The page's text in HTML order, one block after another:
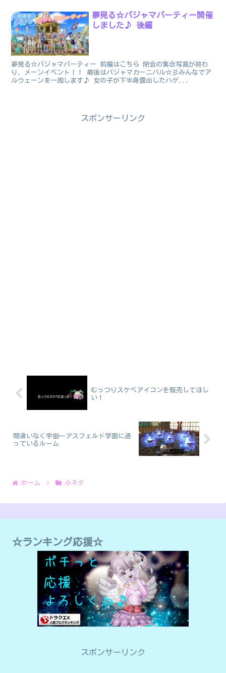
小ネタ
夢見る☆パジャマパーティー開催
しました♪ 後編
夢見る☆パジャマパーティー 前編はこちら 閉会の集合写真が終わ
り、メーンイベント！！ 最後はパジャマカーニバル☆彡みんなでア
ルウェーンを一周します♪ 女の子が下半身露出したハゲ...
スポンサーリンク
むっつりスケベアイコンを販売してほし
い！
間違いなく宇宙一アスフェルド学園に通
っているルーム
ホーム 小ネタ
☆ランキング応援☆
スポンサーリンク